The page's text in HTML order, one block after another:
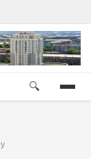
🔍